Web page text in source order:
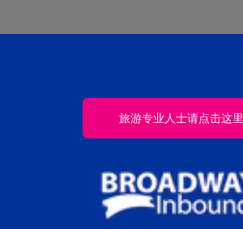
旅游专业人士请点击这里